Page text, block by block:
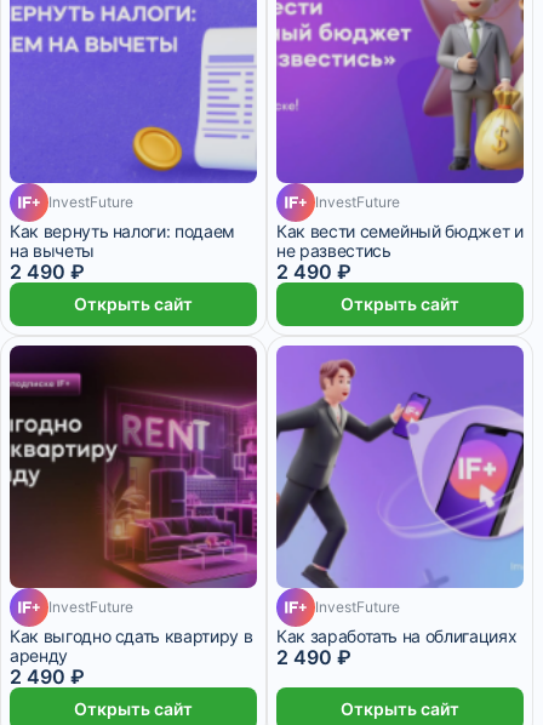
InvestFuture
Как вернуть налоги: подаем
на вычеты
2 490 ₽
Открыть сайт
InvestFuture
Как вести семейный бюджет и
не развестись
2 490 ₽
Открыть сайт
InvestFuture
Как выгодно сдать квартиру в
аренду
2 490 ₽
Открыть сайт
InvestFuture
Как заработать на облигациях
2 490 ₽
Открыть сайт